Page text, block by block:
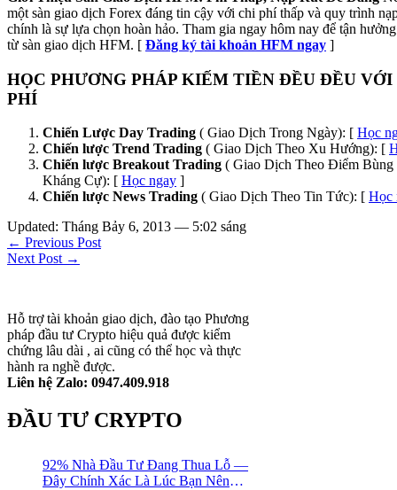
một sàn giao dịch Forex đáng tin cậy với chi phí thấp và quy trình
chính là sự lựa chọn hoàn hảo. Tham gia ngay hôm nay để tận
từ sàn giao dịch HFM. [ Đăng ký tài khoản HFM ngay ]
HỌC PHƯƠNG PHÁP KIẾM TIỀN ĐỀU ĐỀU
PHÍ
Chiến Lược Day Trading ( Giao Dịch Trong Ngày): [ Học
Chiến lược Trend Trading ( Giao Dịch Theo Xu Hướng): [
Chiến lược Breakout Trading ( Giao Dịch Theo Điểm Bùng
Kháng Cự): [ Học ngay ]
Chiến lược News Trading ( Giao Dịch Theo Tin Tức): [ Học
Updated: Tháng Bảy 6, 2013 — 5:02 sáng
← Previous Post
Next Post →
Hỗ trợ tài khoản giao dịch, đào tạo Phương
pháp đầu tư Crypto hiệu quả được kiểm
chứng lâu dài , ai cũng có thể học và thực
hành ra nghề được.
Liên hệ Zalo: 0947.409.918
ĐẦU TƯ CRYPTO
92% Nhà Đầu Tư Đang Thua Lỗ —
Đây Chính Xác Là Lúc Bạn Nên